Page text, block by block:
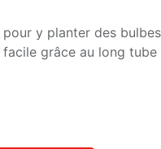
pour y planter des bulbes
facile grâce au long